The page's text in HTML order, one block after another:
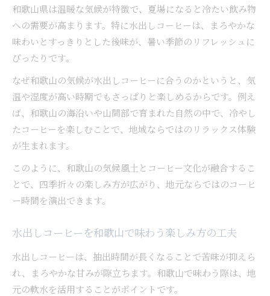
和歌山流コーヒー抽出で実践できる時短テクニ
ック
手軽にできる水出しコーヒーの抽出方法を紹介
コーヒーの保存期間を延ばす正しい管理法とは
水出しコーヒーの鮮度を保つ保存テクニック
コーヒーの味を守る冷蔵保存と衛生管理の工夫
長持ちする水出しコーヒーの保存ポイントを解
保存期間を左右するコーヒー抽出後の注意点
まろやかコーヒーを生む水と浸漬時間の工夫
まろやかな水出しコーヒーへ導く水の選び方
浸漬時間が左右するコーヒーの風味変化を解説
水と抽出時間で広がるコーヒーの味わいの奥深
さ
和歌山県は温暖な気候が特徴で、夏場になると冷たい飲み物
への需要が高まります。特に水出しコーヒーは、まろやかな
味わいとすっきりとした後味が、暑い季節のリフレッシュに
ぴったりです。
なぜ和歌山の気候が水出しコーヒーに合うのかというと、気
温や湿度が高い時期でもさっぱりと楽しめるからです。例え
ば、和歌山の海沿いや山間部で育まれた自然の中で、冷やし
たコーヒーを楽しむことで、地域ならではのリラックス体験
が生まれます。
このように、和歌山の気候風土とコーヒー文化が融合するこ
とで、四季折々の楽しみ方が広がり、地元ならではのコーヒ
ー時間を演出できます。
水出しコーヒーを和歌山で味わう楽しみ方の工夫
水出しコーヒーは、抽出時間が長くなることで苦味が抑えら
れ、まろやかな甘みが際立ちます。和歌山で味わう際は、地
元の軟水を活用することがポイントです。